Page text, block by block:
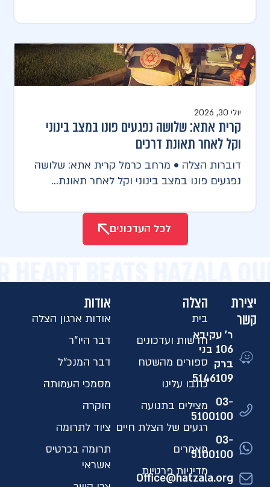
יולי 30, 2026
קרית אתא: שלושה נפגעים פונו במצב בינוני
וקל לאחר תאונת דרכים
דוברות הצלה • מרחב כרמל קרית אתא: שלושה
נפגעים פונו במצב בינוני וקל לאחר תאונת...
לכל העדכונים
HEART BEATS HAZALA
יצירת
קשר
ר' עקיבא
106 בני
ברק
5146109​
03-
5100100
03-
5100100
Office@hatzala.org
הצלה
בית
חדשות ועדכונים
ספורים מהשטח
כתבו עלינו
מצילים בתנועה
רגעים של הצלת חיים
מאמרים
מדיניות פרטיות
אודות
אודות ארגון הצלה
דבר היו"ר
דבר המנכ"ל
מסמכי העמותה
הוקרה
ציוד לתרומה
תרומה בכרטיס
אשראי